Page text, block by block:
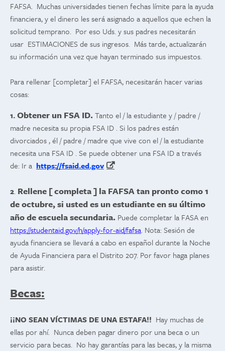
FAFSA. Muchas universidades tienen fechas límite para la ayuda
financiera, y el dinero les será asignado a aquellos que echen la
solicitud temprano. Por eso Uds. y sus padres necesitarán
usar ESTIMACIONES de sus ingresos. Más tarde, actualizarán
su información una vez que hayan terminado sus impuestos.
Para rellenar [completar] el FAFSA, necesitarán hacer varias
cosas:
1.Obtener un FSA ID.Tanto el / la estudiante y / padre /
madre necesita su propia FSA ID . Si los padres están
divorciados , él / padre / madre que vive con el / la estudiante
necesita una FSA ID . Se puede obtener una FSA ID a través
de: Ir a https://fsaid.ed.gov
2. Rellene [ completa ] la FAFSA tan pronto como 1
de octubre, si usted es un estudiante en su último
año de escuela secundaria. Puede completar la FASA en
https://studentaid.gov/h/apply-for-aid/fafsa. Nota: Sesión de
ayuda financiera se llevará a cabo en español durante la Noche
de Ayuda Financiera para el Distrito 207. Por favor haga planes
para asistir.
Becas:
¡¡NO SEAN VÍCTIMAS DE UNA ESTAFA!! Hay muchas de
ellas por ahí. Nunca deben pagar dinero por una beca o un
servicio para becas. No hay garantías para las becas, y la misma